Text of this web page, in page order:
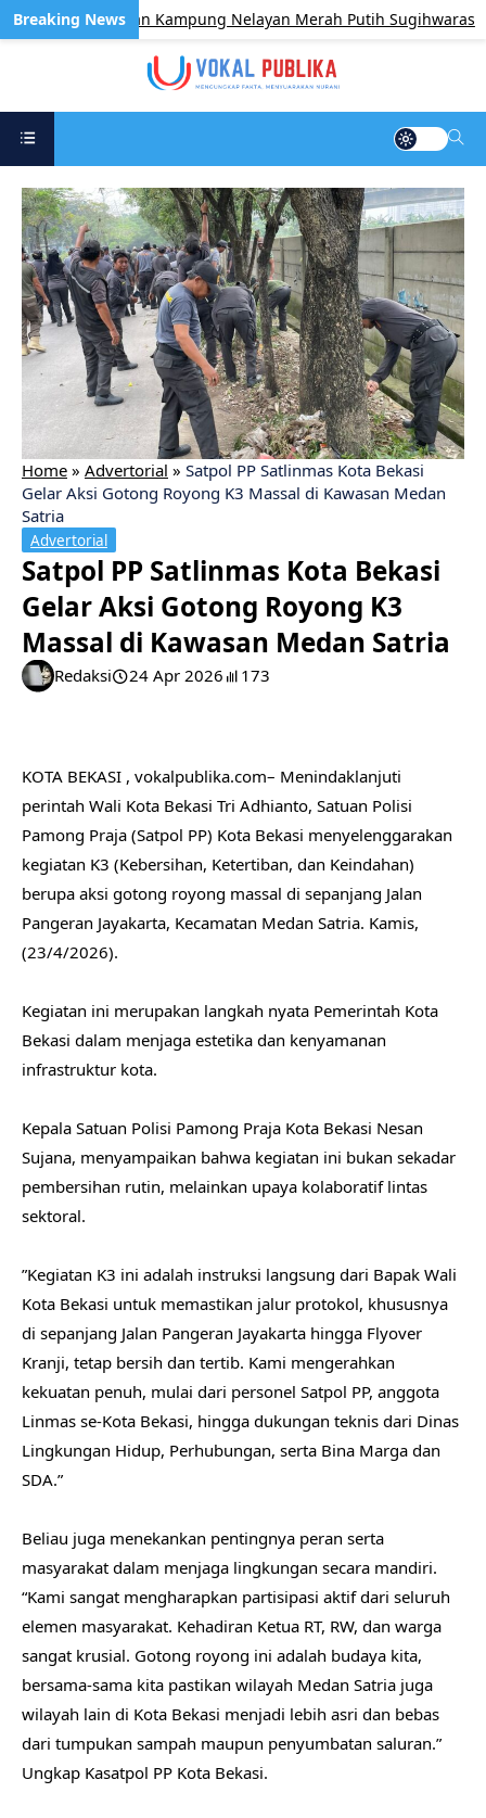
Pembangunan Kampung Nelayan Merah Putih Sugihwaras
Home » Advertorial » Satpol PP Satlinmas Kota Bekasi
Gelar Aksi Gotong Royong K3 Massal di Kawasan Medan
Satria
Advertorial
Satpol PP Satlinmas Kota Bekasi
Gelar Aksi Gotong Royong K3
Massal di Kawasan Medan Satria
Redaksi 24 Apr 2026 173
‎KOTA BEKASI , vokalpublika.com– Menindaklanjuti
perintah Wali Kota Bekasi Tri Adhianto, Satuan Polisi
Pamong Praja (Satpol PP) Kota Bekasi menyelenggarakan
kegiatan K3 (Kebersihan, Ketertiban, dan Keindahan)
berupa aksi gotong royong massal di sepanjang Jalan
Pangeran Jayakarta, Kecamatan Medan Satria. Kamis,
(23/4/2026).
‎Kegiatan ini merupakan langkah nyata Pemerintah Kota
Bekasi dalam menjaga estetika dan kenyamanan
infrastruktur kota.
‎Kepala Satuan Polisi Pamong Praja Kota Bekasi Nesan
Sujana, menyampaikan bahwa kegiatan ini bukan sekadar
pembersihan rutin, melainkan upaya kolaboratif lintas
sektoral.
‎”Kegiatan K3 ini adalah instruksi langsung dari Bapak Wali
Kota Bekasi untuk memastikan jalur protokol, khususnya
di sepanjang Jalan Pangeran Jayakarta hingga Flyover
Kranji, tetap bersih dan tertib. Kami mengerahkan
kekuatan penuh, mulai dari personel Satpol PP, anggota
Linmas se-Kota Bekasi, hingga dukungan teknis dari Dinas
Lingkungan Hidup, Perhubungan, serta Bina Marga dan
SDA.”
‎Beliau juga menekankan pentingnya peran serta
masyarakat dalam menjaga lingkungan secara mandiri.
“Kami sangat mengharapkan partisipasi aktif dari seluruh
elemen masyarakat. Kehadiran Ketua RT, RW, dan warga
sangat krusial. Gotong royong ini adalah budaya kita,
bersama-sama kita pastikan wilayah Medan Satria juga
wilayah lain di Kota Bekasi menjadi lebih asri dan bebas
dari tumpukan sampah maupun penyumbatan saluran.”
Ungkap Kasatpol PP Kota Bekasi.